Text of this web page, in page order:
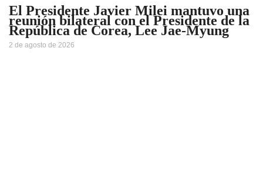
El Presidente Javier Milei mantuvo una
reunión bilateral con el Presidente de la
República de Corea, Lee Jae-Myung
2 de agosto de 2026